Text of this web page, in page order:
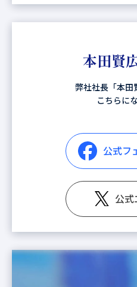
本田賢
弊社社長「本田
こちらに
公式フ
公式